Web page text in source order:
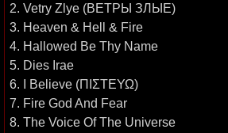
2. Vetry Zlye (ВЕТРЫ ЗЛЫЕ)
3. Heaven & Hell & Fire
4. Hallowed Be Thy Name
5. Dies Irae
6. I Believe (ΠΙΣΤΕΥΩ)
7. Fire God And Fear
8. The Voice Of The Universe